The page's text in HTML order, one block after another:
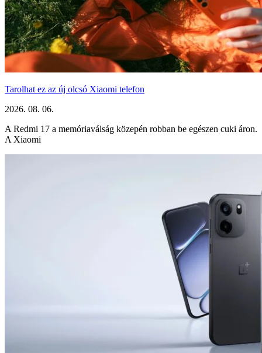
Tarolhat ez az új olcsó Xiaomi telefon
2026. 08. 06.
A Redmi 17 a memóriaválság közepén robban be egészen cuki áron.
A Xiaomi